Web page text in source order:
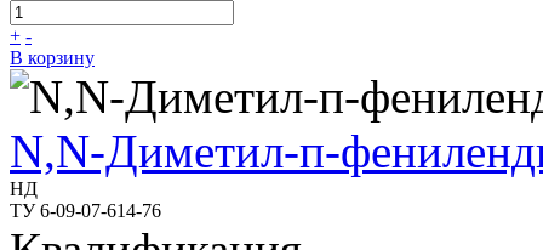
+ -
В корзину
N,N-Диметил-п-
НД
ТУ 6-09-07-614-76